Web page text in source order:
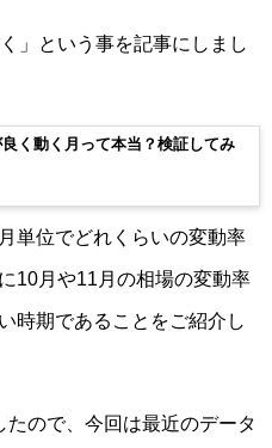
」という事を記事にしまし
く動く月って本当？検証してみ
単位でどれくらいの変動率
10月や11月の相場の変動率
時期であることをご紹介し
ので、今回は最近のデータ